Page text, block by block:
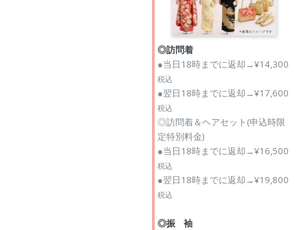
◎訪問着
●当日18時までに返却→¥14,300
税込
●翌日18時までに返却→¥17,600
税込
◎訪問着＆ヘアセット(申込時限
定特別料金)
●当日18時までに返却→¥16,500
税込
●翌日18時までに返却→¥19,800
税込
◎振 袖